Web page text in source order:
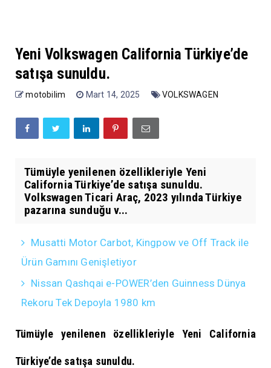
Yeni Volkswagen California Türkiye’de
satışa sunuldu.
motobilim Mart 14, 2025 VOLKSWAGEN
Tümüyle yenilenen özellikleriyle Yeni
California Türkiye’de satışa sunuldu.
Volkswagen Ticari Araç, 2023 yılında Türkiye
pazarına sunduğu v...
Musatti Motor Carbot, Kingpow ve Off Track ile
Ürün Gamını Genişletiyor
Nissan Qashqai e-POWER’den Guinness Dünya
Rekoru Tek Depoyla 1980 km
Tümüyle yenilenen özellikleriyle Yeni California
Türkiye’de satışa sunuldu.